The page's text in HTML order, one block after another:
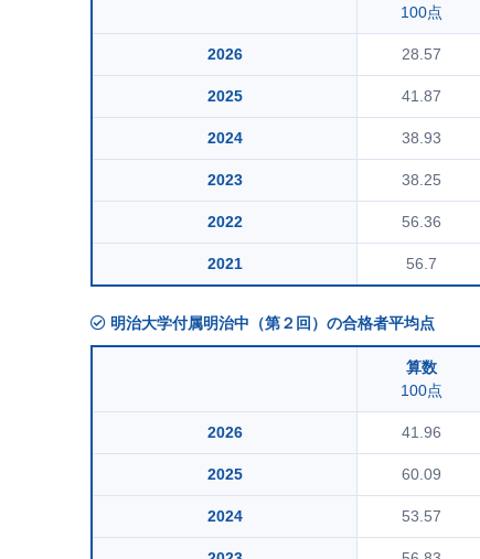
100点
2026 28.57
2025 41.87
2024 38.93
2023 38.25
2022 56.36
2021 56.7
明治大学付属明治中（第２回）の合格者平均点
算数
100点
2026 41.96
2025 60.09
2024 53.57